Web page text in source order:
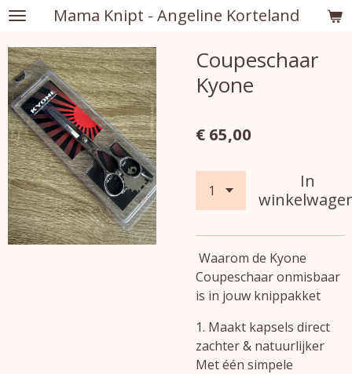
Ga
naar
de
hoofdinhoud
Mama Knipt - Angeline Korteland
Coupeschaar
Kyone
€ 65,00
In
Waarom de Kyone
Coupeschaar onmisbaar
is in jouw knippakket
1. Maakt kapsels direct
zachter & natuurlijker
Met één simpele